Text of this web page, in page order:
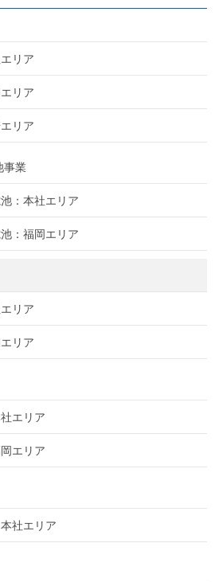
リア
リア
リア
事業
：本社エリア
：福岡エリア
リア
リア
エリア
エリア
社エリア